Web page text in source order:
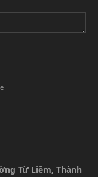
Từ Liêm, Thành